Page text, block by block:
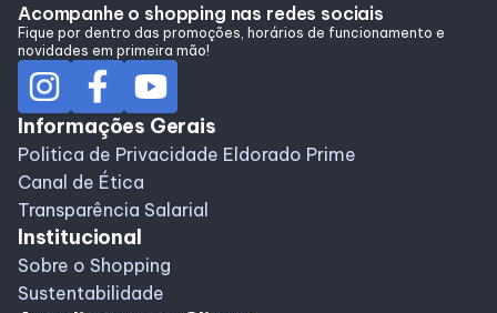
Acompanhe o shopping nas redes sociais
Fique por dentro das promoções, horários de funcionamento e
novidades em primeira mão!
Informações Gerais
Politica de Privacidade Eldorado Prime
Canal de Ética
Transparência Salarial
Institucional
Sobre o Shopping
Sustentabilidade